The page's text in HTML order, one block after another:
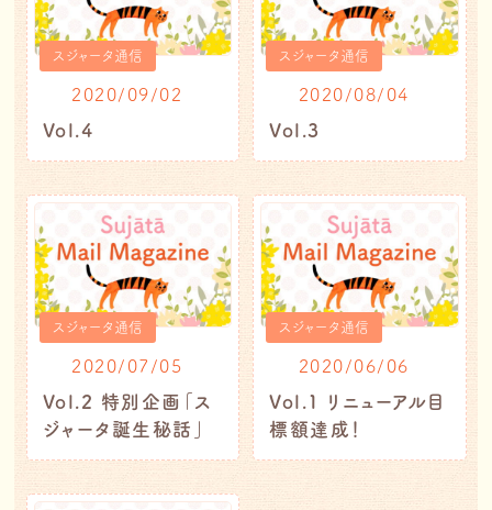
スジャータ通信
2020/09/02
Vol.4
スジャータ通信
2020/08/04
Vol.3
スジャータ通信
2020/07/05
Vol.2 特別企画「ス
ジャータ誕生秘話」
スジャータ通信
2020/06/06
Vol.1 リニューアル目
標額達成！